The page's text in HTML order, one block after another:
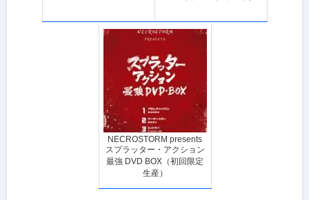
NECROSTORM presents
スプラッター・アクション
最強 DVD BOX（初回限定
生産）